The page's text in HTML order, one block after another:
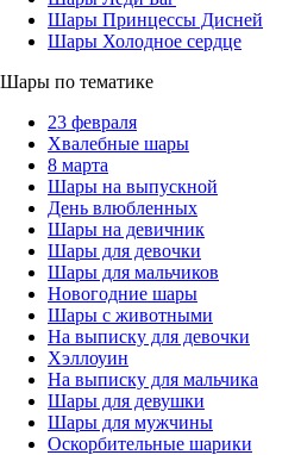
Шары Принцессы Дисней
Шары Холодное сердце
Шары по тематике
23 февраля
Хвалебные шары
8 марта
Шары на выпускной
День влюбленных
Шары на девичник
Шары для девочки
Шары для мальчиков
Новогодние шары
Шары с животными
На выписку для девочки
Хэллоуин
На выписку для мальчика
Шары для девушки
Шары для мужчины
Оскорбительные шарики